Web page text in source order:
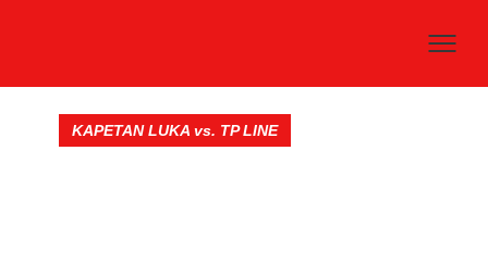
KAPETAN LUKA vs. TP LINE